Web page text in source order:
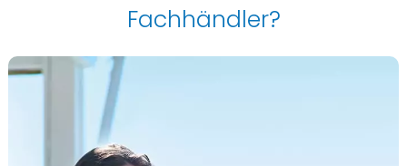
Fachhändler?
Privatperson